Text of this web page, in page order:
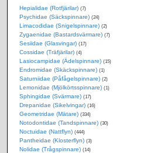
Hepialidae (Rotfjärilar) (7)
Psychidae (Säckspinnare) (24)
Limacodidae (Snigelspinnare) (2)
Zygaenidae (Bastardsvärmare) (7)
Sesiidae (Glasvingar) (17)
Cossidae (Träfjärilar) (4)
Lasiocampidae (Ädelspinnare) (15)
Endromidae (Skäckspinnare) (1)
Saturniidae (Påfågelspinnare) (2)
Lemonidae (Mjölkörtsspinnare) (1)
Sphingidae (Svärmare) (17)
Drepanidae (Sikelvingar) (16)
Geometridae (Mätare) (334)
Notodontidae (Tandspinnare) (30)
Noctuidae (Nattflyn) (444)
Pantheidae (Klosterflyn) (3)
Nolidae (Trågspinnare) (14)